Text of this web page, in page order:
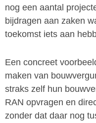
nog een aantal
bijdragen aan zaken
toekomst iets aan
Een concreet
maken van
straks zelf hun
RAN opvragen en
zonder dat daar nog